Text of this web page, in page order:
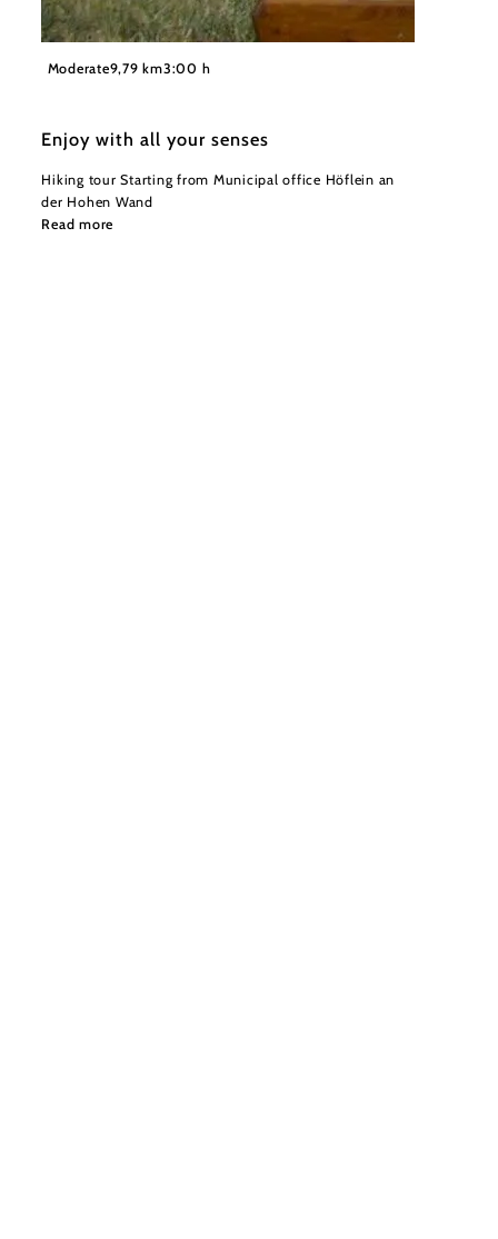
Gemeinde Höflein an der Hohen Wand
Moderate9,79 km3:00 h
Enjoy with all your senses
Hiking tour Starting from Municipal office Höflein an
der Hohen Wand
Read more